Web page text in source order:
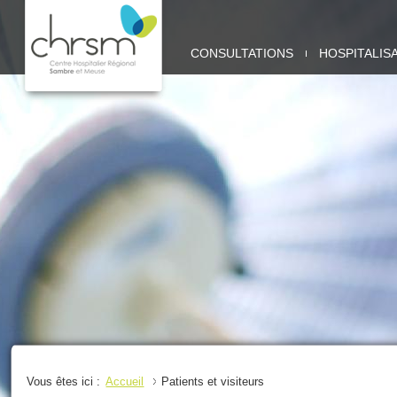
SITE
SAMBRE
CONSULTATIONS
Vous êtes ici : Accueil Patients et visiteurs